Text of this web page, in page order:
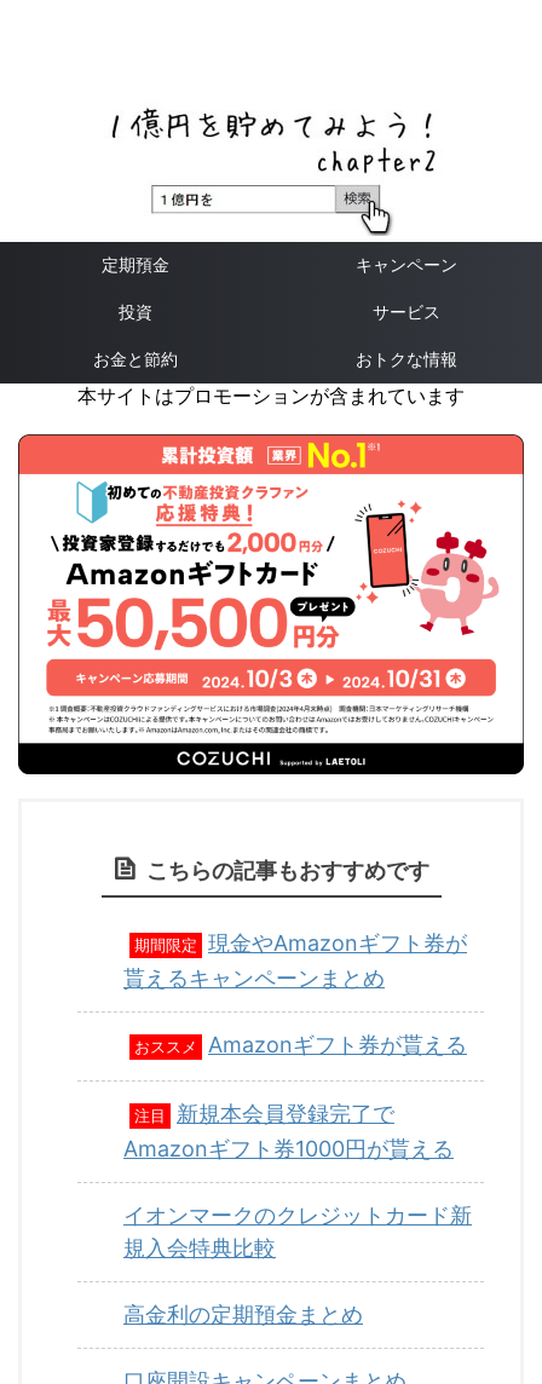
定期預金 キャンペーン
投資 サービス
お金と節約 おトクな情報
本サイトはプロモーションが含まれています
こちらの記事もおすすめです
期間限定
現金やAmazonギフト券が
貰えるキャンペーンまとめ
おススメ Amazonギフト券が貰える
注目
新規本会員登録完了で
Amazonギフト券1000円が貰える
イオンマークのクレジットカード新
規入会特典比較
高金利の定期預金まとめ